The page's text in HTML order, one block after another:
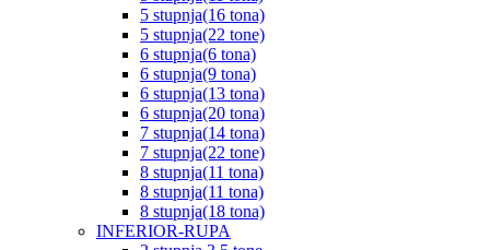
5 stupnja(16 tona)
5 stupnja(22 tone)
6 stupnja(6 tona)
6 stupnja(9 tona)
6 stupnja(13 tona)
6 stupnja(20 tona)
7 stupnja(14 tona)
7 stupnja(22 tone)
8 stupnja(11 tona)
8 stupnja(11 tona)
8 stupnja(18 tona)
INFERIOR-RUPA